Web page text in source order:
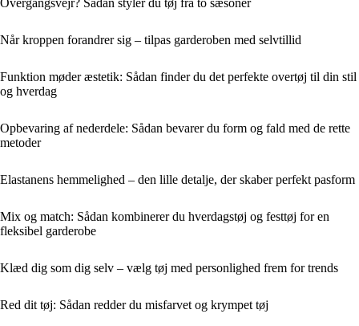
Når kroppen forandrer sig – tilpas garderoben med selvtillid
Funktion møder æstetik: Sådan finder du det perfekte overtøj til din stil
og hverdag
Opbevaring af nederdele: Sådan bevarer du form og fald med de rette
metoder
Elastanens hemmelighed – den lille detalje, der skaber perfekt pasform
Mix og match: Sådan kombinerer du hverdagstøj og festtøj for en
fleksibel garderobe
Klæd dig som dig selv – vælg tøj med personlighed frem for trends
Red dit tøj: Sådan redder du misfarvet og krympet tøj